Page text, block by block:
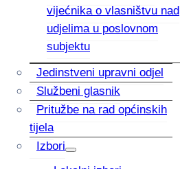
vijećnika o vlasništvu nad
udjelima u poslovnom
subjektu
Jedinstveni upravni odjel
Službeni glasnik
Pritužbe na rad općinskih
tijela
Izbori